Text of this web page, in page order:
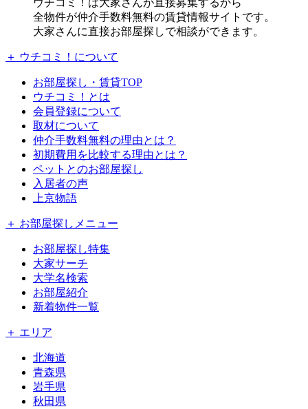
ウチコミ！は大家さんが直接募集するから
全物件が仲介手数料無料の賃貸情報サイトです。
大家さんに直接お部屋探しで相談ができます。
＋ ウチコミ！について
お部屋探し・賃貸TOP
ウチコミ！とは
会員登録について
取材について
仲介手数料無料の理由とは？
初期費用を比較する理由とは？
ペットとのお部屋探し
入居者の声
上京物語
＋ お部屋探しメニュー
お部屋探し特集
大家サーチ
大学名検索
お部屋紹介
新着物件一覧
＋ エリア
北海道
青森県
岩手県
秋田県